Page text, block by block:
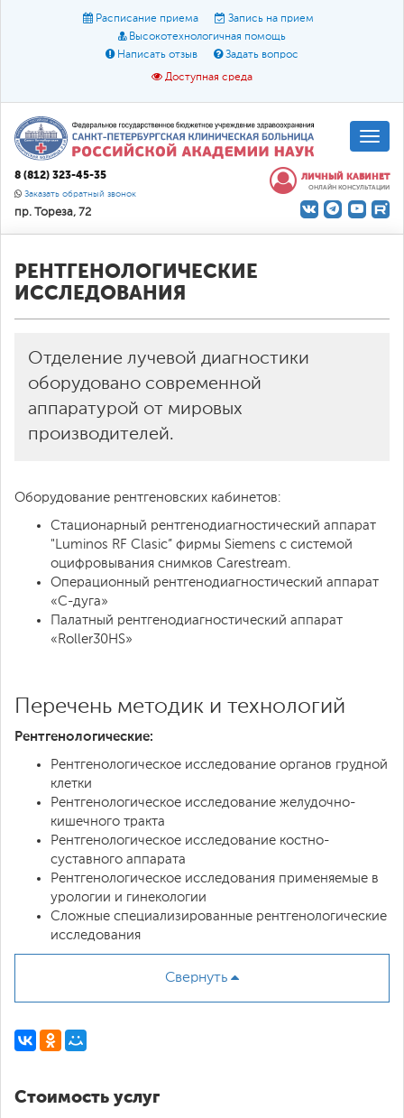
Расписание приема
Запись на прием
Высокотехнологичная помощь
Написать отзыв
Задать вопрос
Доступная среда
Размер шрифта: A A A
Цвет:
О доступной среде
8 (812) 323-45-35
Заказать обратный звонок
пр. Тореза, 72
ЛИЧНЫЙ КАБИНЕТ
ОНЛАЙН КОНСУЛЬТАЦИИ
РЕНТГЕНОЛОГИЧЕСКИЕ
ИССЛЕДОВАНИЯ
Отделение лучевой диагностики
оборудовано современной
аппаратурой от мировых
производителей.
Оборудование рентгеновских кабинетов:
Стационарный рентгенодиагностический аппарат
"Luminos RF Clasic” фирмы Siemens с системой
оцифровывания снимков Carestream.
Операционный рентгенодиагностический аппарат
«C-дуга»
Палатный рентгенодиагностический аппарат
«Roller30HS»
Перечень методик и технологий
Рентгенологические:
Рентгенологическое исследование органов грудной
клетки
Рентгенологическое исследование желудочно-
кишечного тракта
Рентгенологическое исследование костно-
суставного аппарата
Рентгенологическое исследования применяемые в
урологии и гинекологии
Сложные специализированные рентгенологические
исследования
Свернуть
Стоимость услуг